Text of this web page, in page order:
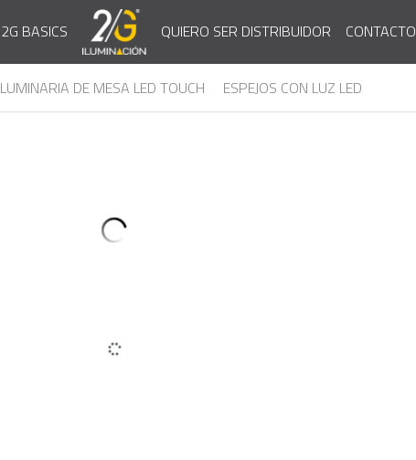
2G BASICS QUIERO SER DISTRIBUIDOR CONTACTO
LUMINARIA DE MESA LED TOUCH VENTILADOR DE TECHO LED